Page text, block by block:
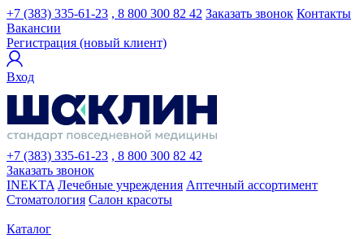
+7 (383) 335-61-23 , 8 800 300 82 42 Заказать звонок Контакты
Вакансии
Регистрация (новый клиент)
Вход
+7 (383) 335-61-23 , 8 800 300 82 42
Заказать звонок
INEKTA Лечебные учреждения Аптечный ассортимент
Стоматология Салон красоты
Каталог